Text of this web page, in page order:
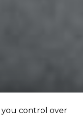
you control over